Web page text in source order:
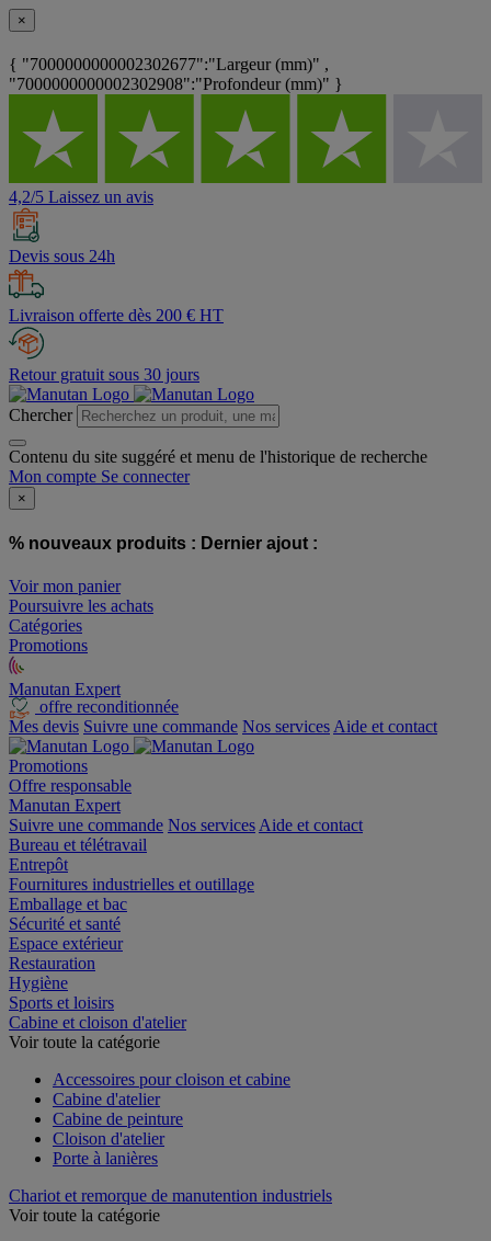
×
{ "7000000000002302677":"Largeur (mm)" ,
"7000000000002302908":"Profondeur (mm)" }
4,2/5 Laissez un avis
Devis sous 24h
Livraison offerte dès 200 € HT
Retour gratuit sous 30 jours
Chercher
Contenu du site suggéré et menu de l'historique de recherche
Mon compte Se connecter
×
% nouveaux produits : Dernier ajout :
Voir mon panier
Poursuivre les achats
Catégories
Promotions
Manutan Expert
offre reconditionnée
Mes devis Suivre une commande Nos services Aide et contact
Promotions
Offre responsable
Manutan Expert
Suivre une commande Nos services Aide et contact
Bureau et télétravail
Entrepôt
Fournitures industrielles et outillage
Emballage et bac
Sécurité et santé
Espace extérieur
Restauration
Hygiène
Sports et loisirs
Cabine et cloison d'atelier
Voir toute la catégorie
Accessoires pour cloison et cabine
Cabine d'atelier
Cabine de peinture
Cloison d'atelier
Porte à lanières
Chariot et remorque de manutention industriels
Voir toute la catégorie